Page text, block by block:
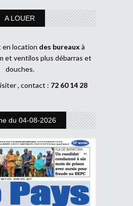
A LOUER
en location des bureaux à
et ventilos plus débarras et
douches.
, contact : 72 60 14 28
du 04-08-2026